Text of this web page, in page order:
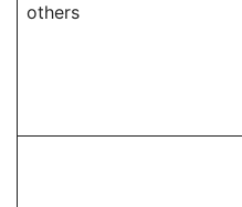
others